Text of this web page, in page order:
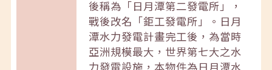
後稱為「日月潭第二發電所」，
戰後改名「鉅工發電所」。日月
潭水力發電計畫完工後，為當時
亞洲規模最大，世界第七大之水
力發電設施，本物件為日月潭水